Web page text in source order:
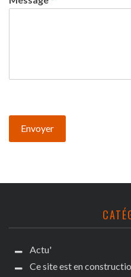
Envoyer
Actu'
Ce site est en